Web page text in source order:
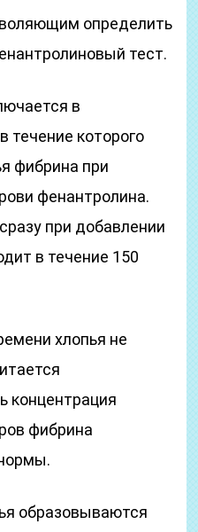
определить
тест.
в
течение которого
фибрина при
фенантролина.
при добавлении
в течение 150
хлопья не
концентрация
фибрина
образовываются